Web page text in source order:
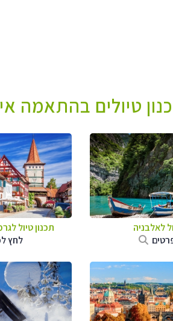
טיולים בהתאמה
לאלבניה
תכנון טיול
לחץ